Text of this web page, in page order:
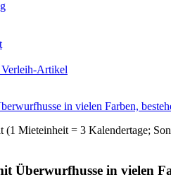
Artikel
Mieteinheit = 3 Kalendertage;
Überwurfhusse in vielen